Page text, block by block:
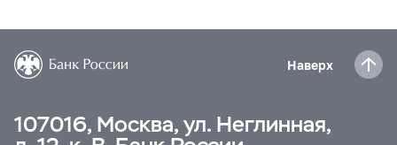
Наверх
107016, Москва, ул. Неглинная,